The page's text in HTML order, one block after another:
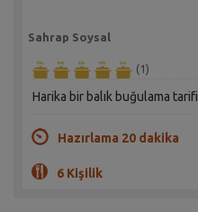
Sahrap Soysal
(1)
Harika bir balık buğulama tarifi
Hazırlama 20 dakika
6 Kişilik